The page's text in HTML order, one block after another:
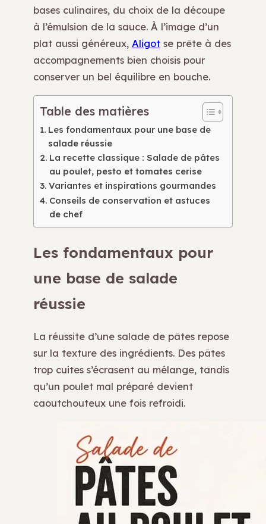
bases culinaires, du choix de la découpe
à l’émulsion de la sauce. À l’image d’un
plat aussi généreux, Aligot se prête à des
accompagnements bien choisis pour
conserver un bel équilibre en bouche.
Table des matières
Les fondamentaux pour une base de
salade réussie
La recette classique : Salade de pâtes
au poulet, pesto et tomates cerise
Variantes et inspirations gourmandes
Conseils de conservation et astuces
de chef
Les fondamentaux pour
une base de salade
réussie
La réussite d’une salade de pâtes repose
sur la texture des ingrédients. Des pâtes
trop cuites s’écrasent au mélange, tandis
qu’un poulet mal préparé devient
caoutchouteux une fois refroidi.